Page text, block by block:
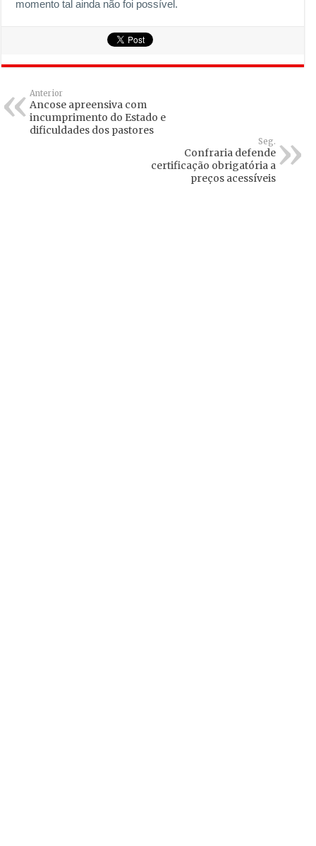
momento tal ainda não foi possível.
Anterior
Ancose apreensiva com
incumprimento do Estado e
dificuldades dos pastores
Seg.
Confraria defende
certificação obrigatória a
preços acessíveis